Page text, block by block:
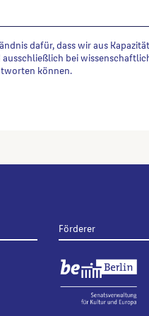
dafür, dass wir aus
bei
können.
Förderer